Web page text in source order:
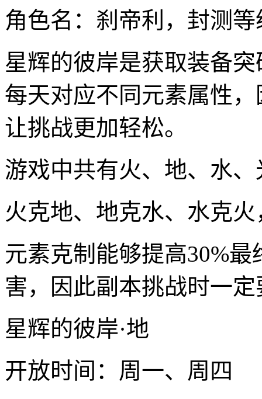
角色名：刹帝利，封测等
星辉的彼岸是获取装备
每天对应不同元素属性
让挑战更加轻松。
游戏中共有火、地、水
火克地、地克水、水克
元素克制能够提高30%
害，因此副本挑战时一
星辉的彼岸·地
开放时间：周一、周四